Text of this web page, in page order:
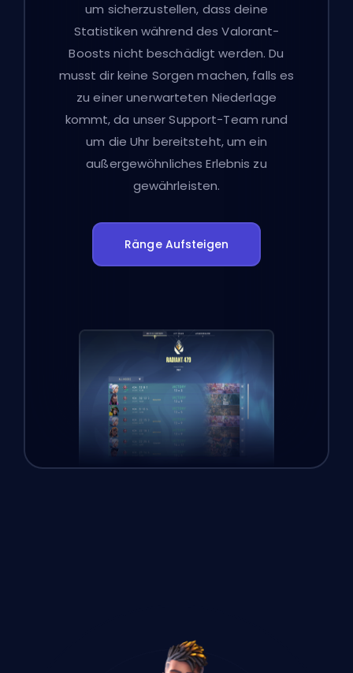
um sicherzustellen, dass deine
Statistiken während des Valorant-
Boosts nicht beschädigt werden. Du
musst dir keine Sorgen machen, falls es
zu einer unerwarteten Niederlage
kommt, da unser Support-Team rund
um die Uhr bereitsteht, um ein
außergewöhnliches Erlebnis zu
gewährleisten.
Ränge Aufsteigen